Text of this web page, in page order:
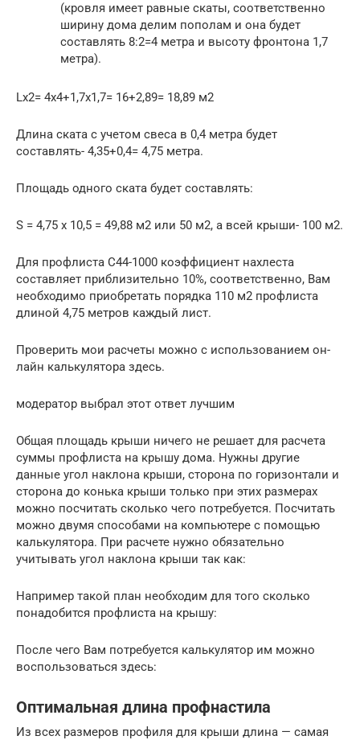
(кровля имеет равные скаты, соответственно
ширину дома делим пополам и она будет
составлять 8:2=4 метра и высоту фронтона 1,7
метра).
Lх2= 4х4+1,7х1,7= 16+2,89= 18,89 м2
Длина ската с учетом свеса в 0,4 метра будет
составлять- 4,35+0,4= 4,75 метра.
Площадь одного ската будет составлять:
S = 4,75 х 10,5 = 49,88 м2 или 50 м2, а всей крыши- 100 м2.
Для профлиста С44-1000 коэффициент нахлеста
составляет приблизительно 10%, соответственно, Вам
необходимо приобретать порядка 110 м2 профлиста
длиной 4,75 метров каждый лист.
Проверить мои расчеты можно с использованием он-
лайн калькулятора здесь.
модератор выбрал этот ответ лучшим
Общая площадь крыши ничего не решает для расчета
суммы профлиста на крышу дома. Нужны другие
данные угол наклона крыши, сторона по горизонтали и
сторона до конька крыши только при этих размерах
можно посчитать сколько чего потребуется. Посчитать
можно двумя способами на компьютере с помощью
калькулятора. При расчете нужно обязательно
учитывать угол наклона крыши так как:
Например такой план необходим для того сколько
понадобится профлиста на крышу:
После чего Вам потребуется калькулятор им можно
воспользоваться здесь:
Оптимальная длина профнастила
Из всех размеров профиля для крыши длина — самая